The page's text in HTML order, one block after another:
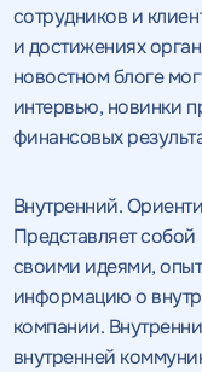
сотрудников и
и достижениях
новостном блоге
интервью, новинки
финансовых
Внутренний.
Представляет собой
своими идеями,
информацию о
компании.
внутренней